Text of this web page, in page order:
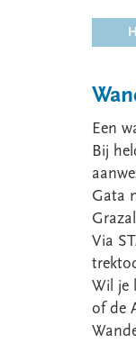
Een
Bij
Gata
Via
Wil je
of de